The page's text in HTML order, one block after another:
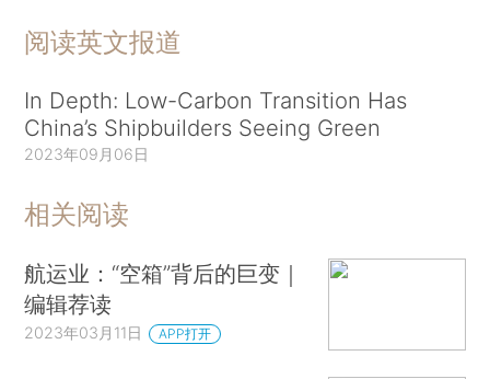
阅读英文报道
In Depth: Low-Carbon Transition Has
China’s Shipbuilders Seeing Green
2023年09月06日
相关阅读
航运业：“空箱”背后的巨变｜
编辑荐读
2023年03月11日 APP打开